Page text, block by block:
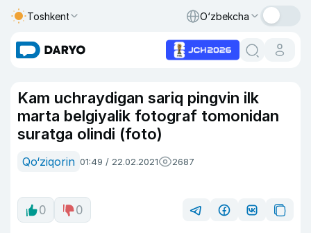
Toshkent O‘zbekcha
Kam uchraydigan sariq pingvin ilk
marta belgiyalik fotograf tomonidan
suratga olindi (foto)
Qo‘ziqorin 01:49 / 22.02.2021 2687
0 0